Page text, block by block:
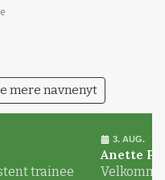
mere navnenyt
trainee
3. AUG.
Anette